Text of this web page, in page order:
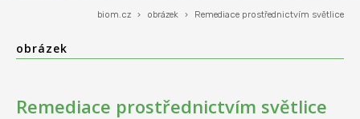
biom.cz › obrázek › Remediace prostřednictvím světlice
obrázek
Remediace prostřednictvím světlice